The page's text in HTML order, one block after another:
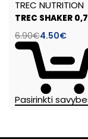
TREC NUTRITION
TREC SHAKER
6.90€4.50€
Pasirinkti